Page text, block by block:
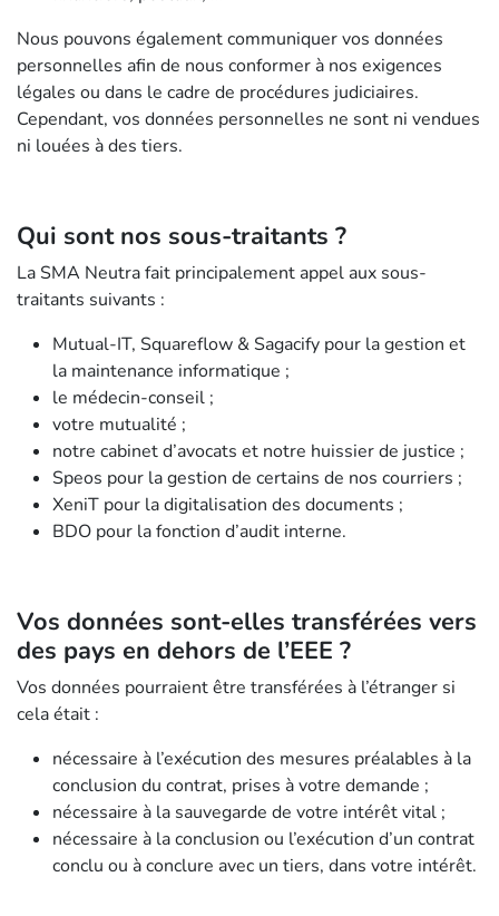
Nous pouvons également communiquer vos données
personnelles afin de nous conformer à nos exigences
légales ou dans le cadre de procédures judiciaires.
Cependant, vos données personnelles ne sont ni vendues
ni louées à des tiers.
Qui sont nos sous-traitants ?
La SMA Neutra fait principalement appel aux sous-
traitants suivants :
Mutual-IT, Squareflow & Sagacify pour la gestion et
la maintenance informatique ;
le médecin-conseil ;
votre mutualité ;
notre cabinet d’avocats et notre huissier de justice ;
Speos pour la gestion de certains de nos courriers ;
XeniT pour la digitalisation des documents ;
BDO pour la fonction d’audit interne.
Vos données sont-elles transférées vers
des pays en dehors de l’EEE ?
Vos données pourraient être transférées à l’étranger si
cela était :
nécessaire à l’exécution des mesures préalables à la
conclusion du contrat, prises à votre demande ;
nécessaire à la sauvegarde de votre intérêt vital ;
nécessaire à la conclusion ou l’exécution d’un contrat
conclu ou à conclure avec un tiers, dans votre intérêt.